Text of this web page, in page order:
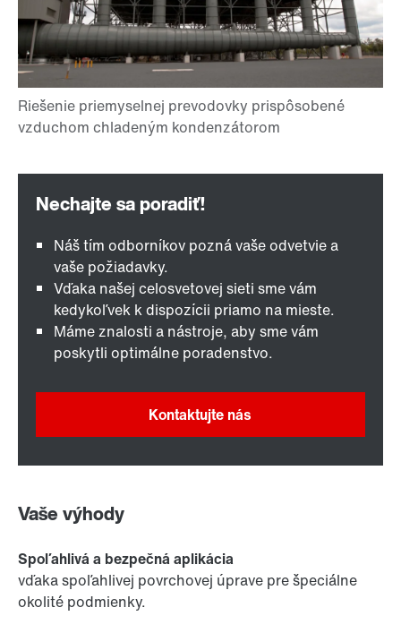
Náš tím odborníkov pozná vaše odvetvie a
vaše požiadavky.
Vďaka našej celosvetovej sieti sme vám
kedykoľvek k dispozícii priamo na mieste.
Máme znalosti a nástroje, aby sme vám
poskytli optimálne poradenstvo.
Kontaktujte nás
Vaše výhody
Spoľahlivá a bezpečná aplikácia
vďaka spoľahlivej povrchovej úprave pre špeciálne
okolité podmienky.